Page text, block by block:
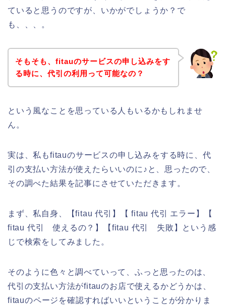
ていると思うのですが、いかがでしょうか？で
も、、、。
そもそも、fitauのサービスの申し込みをす
る時に、代引の利用って可能なの？
という風なことを思っている人もいるかもしれませ
ん。
実は、私もfitauのサービスの申し込みをする時に、代
引の支払い方法が使えたらいいのに♪と、思ったので、
その調べた結果を記事にさせていただきます。
まず、私自身、【fitau 代引】【 fitau 代引 エラー】【
fitau 代引 使えるの？】【fitau 代引 失敗】という感
じで検索をしてみました。
そのように色々と調べていって、ふっと思ったのは、
代引の支払い方法がfitauのお店で使えるかどうかは、
fitauのページを確認すればいいということが分かりま